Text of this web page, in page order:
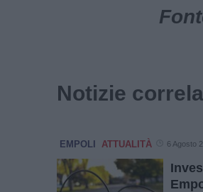
Notizie
EMPOLI ATTUALITÀ 6 Agosto